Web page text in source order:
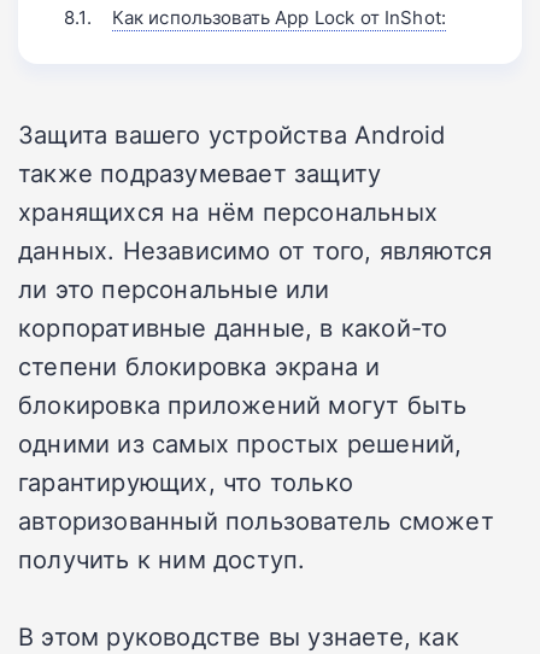
Как использовать App Lock от InShot:
Защита вашего устройства Android
также подразумевает защиту
хранящихся на нём персональных
данных. Независимо от того, являются
ли это персональные или
корпоративные данные, в какой-то
степени блокировка экрана и
блокировка приложений могут быть
одними из самых простых решений,
гарантирующих, что только
авторизованный пользователь сможет
получить к ним доступ.
В этом руководстве вы узнаете, как